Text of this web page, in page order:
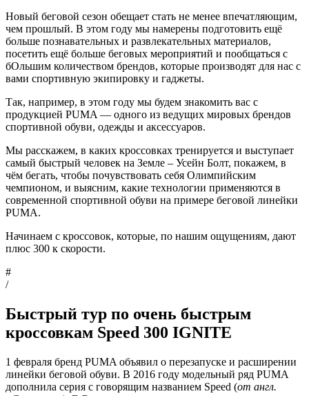
Новый беговой сезон обещает стать не менее впечатляющим,
чем прошлый. В этом году мы намерены подготовить ещё
больше познавательных и развлекательных материалов,
посетить ещё больше беговых мероприятий и пообщаться с
бОльшим количеством брендов, которые производят для нас с
вами спортивную экипировку и гаджеты.
Так, например, в этом году мы будем знакомить вас с
продукцией PUMA — одного из ведущих мировых брендов
спортивной обуви, одежды и аксессуаров.
Мы расскажем, в каких кроссовках тренируется и выступает
cамый быстрый человек на Земле – Усейн Болт, покажем, в
чём бегать, чтобы почувствовать себя Олимпийским
чемпионом, и выясним, какие технологии применяются в
современной спортивной обуви на примере беговой линейки
PUMA.
Начинаем с кроссовок, которые, по нашим ощущениям, дают
плюс 300 к скорости.
#
/
Быстрый тур по очень быстрым
кроссовкам Speed 300 IGNITE
1 февраля бренд PUMA объявил о перезапуске и расширении
линейки беговой обуви. В 2016 году модельный ряд PUMA
дополнила серия с говорящим названием Speed (от англ.